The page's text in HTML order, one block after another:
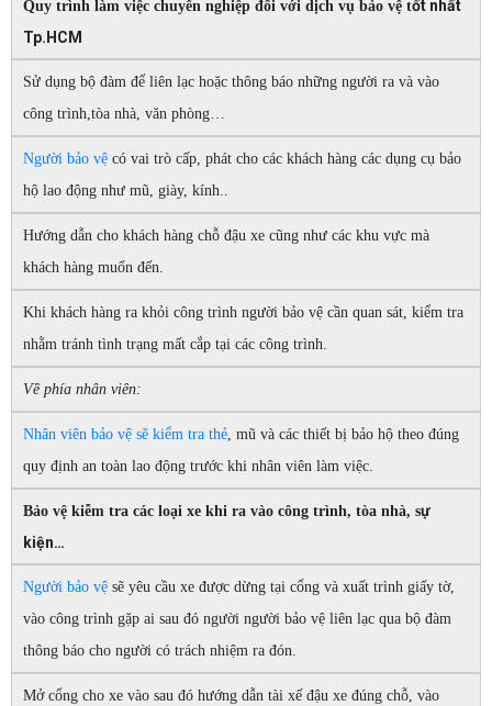
Quy trình làm việc chuyên nghiệp đối với dịch vụ bảo vệ tốt nhất
Tp.HCM
Sử dụng bộ đàm để liên lạc hoặc thông báo những người ra và vào
công trình,tòa nhà, văn phòng…
Người bảo vệ có vai trò cấp, phát cho các khách hàng các dụng cụ bảo
hộ lao động như mũ, giày, kính..
Hướng dẫn cho khách hàng chỗ đậu xe cũng như các khu vực mà
khách hàng muốn đến.
Khi khách hàng ra khỏi công trình người bảo vệ cần quan sát, kiểm tra
nhằm tránh tình trạng mất cắp tại các công trình.
Về phía nhân viên:
Nhân viên bảo vệ sẽ kiểm tra thẻ , mũ và các thiết bị bảo hộ theo đúng
quy định an toàn lao động trước khi nhân viên làm việc.
Bảo vệ kiễm tra các loại xe khi ra vào công trình, tòa nhà, sự
kiện…
Người bảo vệ sẽ yêu cầu xe được dừng tại cổng và xuất trình giấy tờ,
vào công trình gặp ai sau đó người người bảo vệ liên lạc qua bộ đàm
thông báo cho người có trách nhiệm ra đón.
Mở cổng cho xe vào sau đó hướng dẫn tài xế đậu xe đúng chỗ, vào